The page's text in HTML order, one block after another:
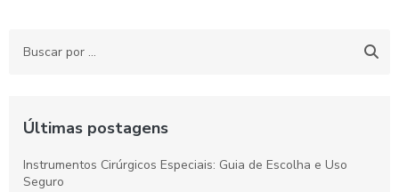
Últimas postagens
Instrumentos Cirúrgicos Especiais: Guia de Escolha e Uso
Seguro